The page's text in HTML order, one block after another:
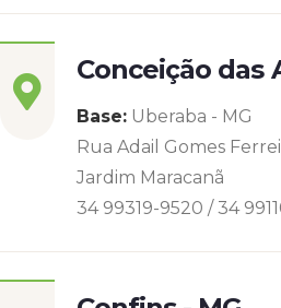
Conceição das
Base: Uberaba - MG
Rua Adail Gomes
Jardim Maracanã
34 99319-9520 / 34